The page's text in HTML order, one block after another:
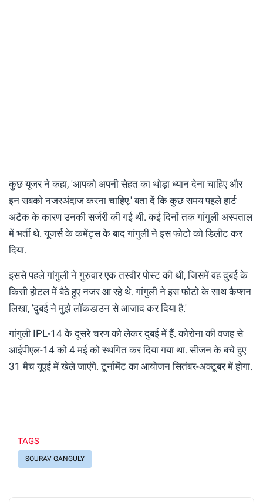
कुछ यूजर ने कहा, 'आपको अपनी सेहत का थोड़ा ध्‍यान देना चाहिए और
इन सबको नजरअंदाज करना चाहिए.' बता दें कि कुछ समय पहले हार्ट
अटैक के कारण उनकी सर्जरी की गई थी. कई दिनों तक गांगुली अस्पताल
में भर्ती थे. यूजर्स के कमेंट्स के बाद गांगुली ने इस फोटो को डिलीट कर
दिया.
इससे पहले गांगुली ने गुरुवार एक तस्वीर पोस्ट की थी, जिसमें वह दुबई के
किसी होटल में बैठे हुए नजर आ रहे थे. गांगुली ने इस फोटो के साथ कैप्शन
लिखा, 'दुबई ने मुझे लॉकडाउन से आजाद कर दिया है.'
गांगुली IPL-14 के दूसरे चरण को लेकर दुबई में हैं. कोरोना की वजह से
आईपीएल-14 को 4 मई को स्थगित कर दिया गया था. सीजन के बचे हुए
31 मैच यूएई में खेले जाएंगे. टूर्नामेंट का आयोजन सितंबर-अक्टूबर में होगा.
TAGS
SOURAV GANGULY